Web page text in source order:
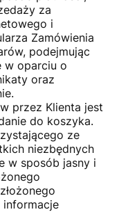
za
i
Zamówienia
podejmując
w oparciu o
oraz
przez Klienta jest
do koszyka.
ze
niezbędnych
w sposób jasny i
informacje